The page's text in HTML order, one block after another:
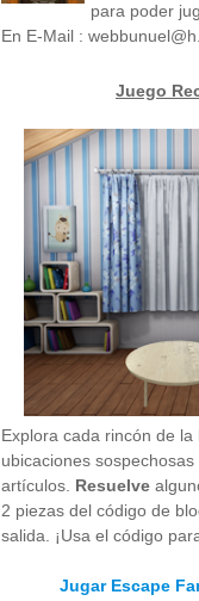
para poder
En E-Mail :
Juego
Explora cada rincón de
ubicaciones
artículos. Resuelve
2 piezas del código de
salida. ¡Usa el código
Jugar Escape